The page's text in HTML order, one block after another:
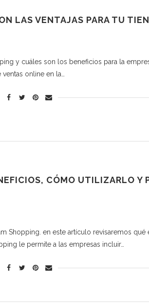
LAS VENTAJAS PARA TU
y cuáles son los beneficios para la
online en la…
CÓMO UTILIZARLO Y
Shopping. en este artículo revisaremos qué
le permite a las empresas incluir…